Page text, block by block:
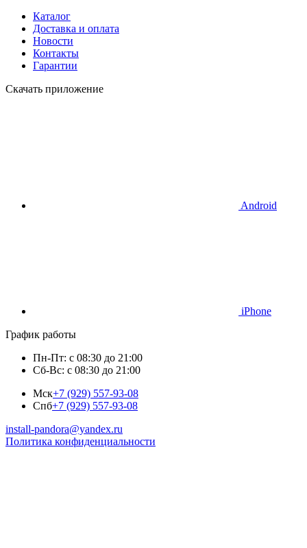
Каталог
Доставка и оплата
Новости
Контакты
Гарантии
Скачать приложение
Android
iPhone
График работы
Пн-Пт: с 08:30 до 21:00
Сб-Вс: с 08:30 до 21:00
Мск+7 (929) 557-93-08
Спб+7 (929) 557-93-08
install-pandora@yandex.ru
Политика конфиденциальности